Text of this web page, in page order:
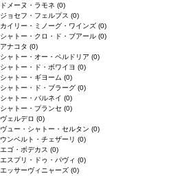
ドメーヌ・ラモネ (0)
ジョセフ・フェルプス (0)
カイリー・ミノーグ・ワインズ (0)
シャトー・クロ・ド・ブアール (0)
アナコタ (0)
シャトー・オー・ペルドリア (0)
シャトー・ド・ボワイヨ (0)
シャトー・ギヨーム (0)
シャトー・ド・ブラーグ (0)
シャトー・パルネイ (0)
シャトー・プランセ (0)
ヴェルデロ (0)
ヴュー・シャトー・セルタン (0)
ウンベルト・チェザーリ (0)
エゴ・ボデカス (0)
エスプリ・ドゥ・パヴィ (0)
エッサーヴィニャーズ (0)